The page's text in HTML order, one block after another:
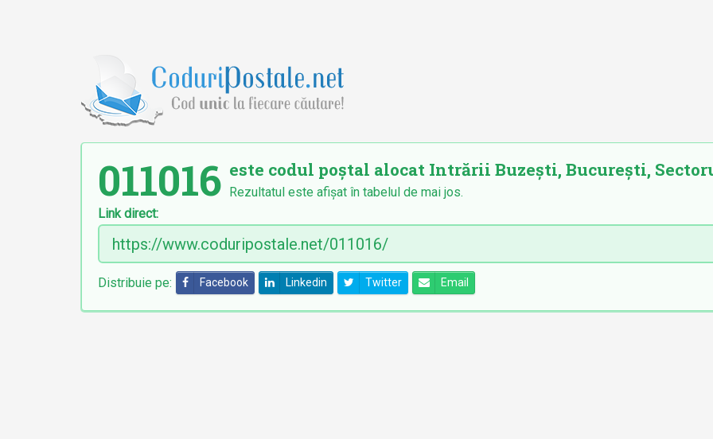
011016 este codul poștal alocat Intrării Buzești, București,
Rezultatul este afișat în tabelul de mai jos.
Link direct:
Distribuie pe: Facebook Linkedin Twitter Email